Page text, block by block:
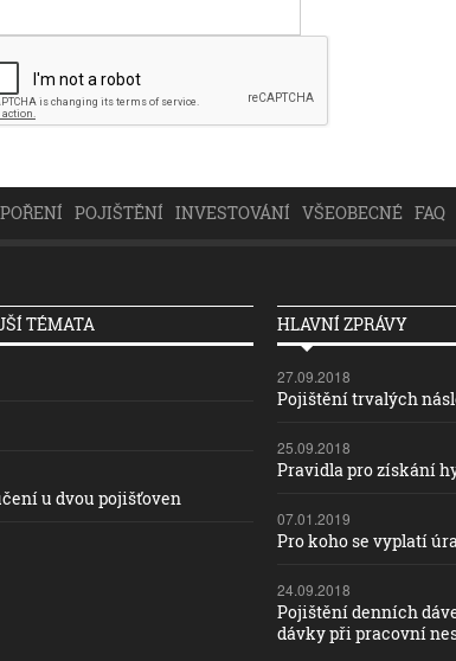
POJIŠTĚNÍ INVESTOVÁNÍ VŠEOBECNÉ FAQ
TÉMATA
u dvou pojišťoven
HLAVNÍ ZPRÁVY
27.09.2018
Pojištění trvalých
25.09.2018
Pravidla pro získání
07.01.2019
Pro koho se vyplatí
24.09.2018
Pojištění denních
dávky při pracovní